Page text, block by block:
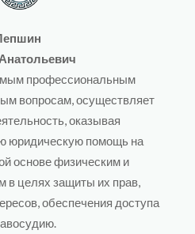
профессиональным
вопросам, осуществляет
оказывая
юридическую помощь на
основе физическим и
в целях защиты их прав,
обеспечения доступа